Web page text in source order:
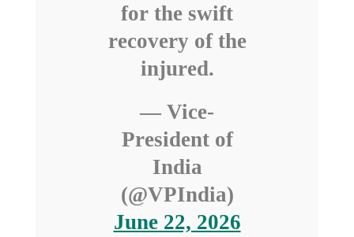
for the swift
recovery of the
injured.
— Vice-
President of
India
(@VPIndia)
June 22, 2026